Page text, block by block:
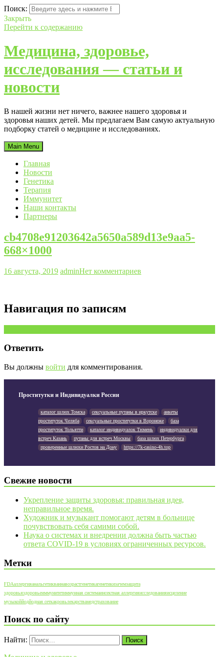
Поиск:
Закрыть
Перейти к содержанию
Медицина, здоровье,
исследования — статьи и
новости
В нашей жизни нет ничего, важнее нашего здоровья и
здоровья наших детей. Мы предлагаем Вам самую актуальную
подборку статей о медицине и исследованиях.
Main Menu
Главная
Новости
Генетика
Терапия
Иммунитет
Наши контакты
Партнеры
cb4708e91203642a5650a589d13e9aa5-
668×1000
16 августа, 2019 adminНет комментариев
Навигация по записям
Ответить
Вы должны войти для комментирования.
Проститутки и Индивидуалки России
каталог шлюх Томска сексуальные путаны в иркутске
анкеты
проституток Челяба
сексуальные проститутки в Воронеже
база
проституток Тольятти
каталог индивидуалок Тюмень
индивидуалки для
встреч Казань
путаны для встреч Москвы
база шлюх Петербурга
проверенные шлюхи Ростов на Дону
https://7k-casino-4h.top
Свежие новости
Укрепление защиты здоровья: правильная идея,
неправильное время.
Художник и музыкант помогают детям в больнице
почувствовать себя самими собой.
Наука о системах и внедрении должна быть частью
ответа COVID-19 в условиях ограниченных ресурсов.
Метки
FDAаллергияанальгетикваннавозрастгенетикагенетикизачемзащита
здоровьяздоровьеиммунитетиммунная системаинсектная аллергияисследованияисцеление
музыкоййодйодная сеткакровьлекарствамедстрахование
Поиск по сайту
Найти: